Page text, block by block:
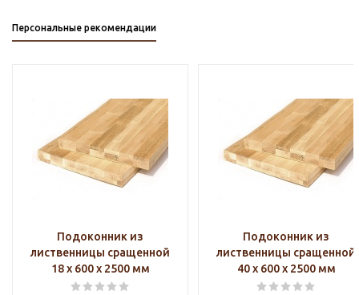
Персональные рекомендации
Подоконник из
лиственницы сращенной
18 х 600 х 2500 мм
Подоконник из
лиственницы сращенной
40 х 600 х 2500 мм